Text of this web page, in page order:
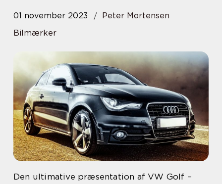
01 november 2023
Peter Mortensen
Bilmærker
Den ultimative præsentation af VW Golf –